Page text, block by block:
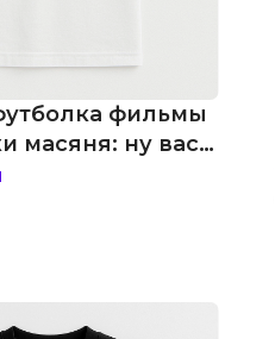
фильмы
масяня: ну вас